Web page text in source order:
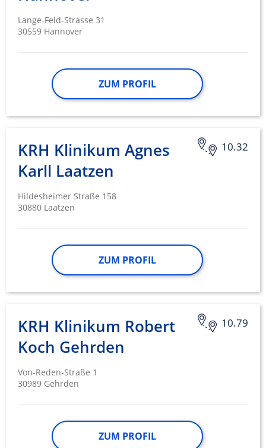
Lange-Feld-Strasse 31
30559 Hannover
ZUM PROFIL
10.32
KRH Klinikum Agnes
Karll Laatzen
Hildesheimer Straße 158
30880 Laatzen
ZUM PROFIL
10.79
KRH Klinikum Robert
Koch Gehrden
Von-Reden-Straße 1
30989 Gehrden
ZUM PROFIL
Verwendung reduzierter Daten zur Auswahl
Verwendung genauer Standortdaten
Informationen identifizieren
Notwendig
Performance
Funktional
Werbung